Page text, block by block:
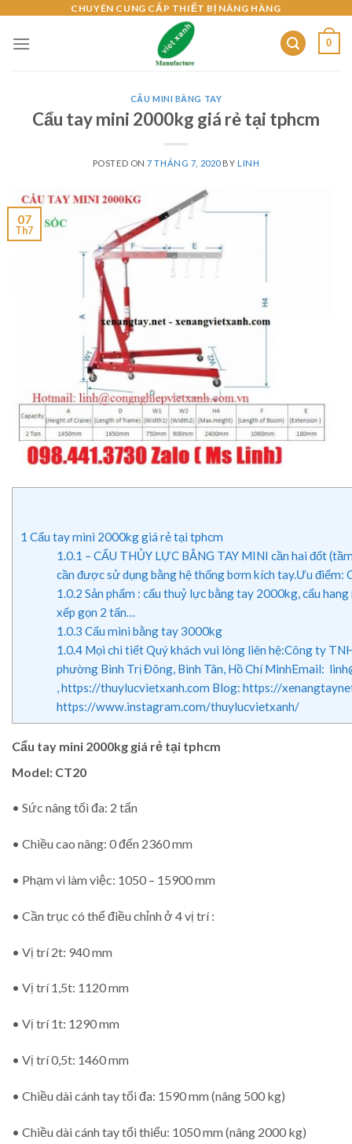
content
CHUYÊN CUNG CẤP THIẾT BỊ NÂNG HÀNG
0
CẨU MINI BẰNG TAY
Cẩu tay mini 2000kg giá rẻ tại tphcm
POSTED ON7 THÁNG 7, 2020BY LINH
07
Th7
1 Cẩu tay mini 2000kg giá rẻ tại tphcm
1.0.1 – CẨU THỦY LỰC BẰNG TAY MINI cần hai đốt
cần được sử dụng bằng hệ thống bơm kích tay.Ưu điểm:
1.0.2 Sản phẩm : cẩu thuỷ lực bằng tay 2000kg, cẩu
xếp gọn 2 tấn…
1.0.3 Cẩu mini bằng tay 3000kg
1.0.4Mọi chi tiết Quý khách vui lòng liên hệ:Công ty
phường Bình Trị Đông, Bình Tân, Hồ Chí MinhEmail:
, https://thuylucvietxanh.com Blog: https://
https://www.instagram.com/thuylucvietxanh/
Cẩu tay mini 2000kg giá rẻ tại tphcm
Model: CT20
• Sức nâng tối đa: 2 tấn
• Chiều cao nâng: 0 đến 2360 mm
• Phạm vi làm việc: 1050 – 15900 mm
• Cần trục có thể điều chỉnh ở 4 vị trí :
• Vị trí 2t: 940 mm
• Vị trí 1,5t: 1120 mm
• Vị trí 1t: 1290 mm
• Vị trí 0,5t: 1460 mm
• Chiều dài cánh tay tối đa: 1590 mm (nâng 500 kg)
• Chiều dài cánh tay tối thiểu: 1050 mm (nâng 2000 kg)